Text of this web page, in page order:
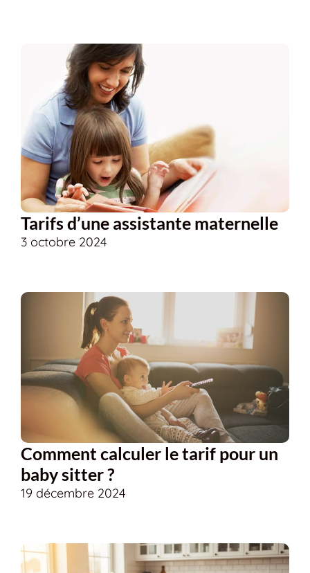
Tarifs d’une assistante maternelle
3 octobre 2024
Comment calculer le tarif pour un
baby sitter ?
19 décembre 2024